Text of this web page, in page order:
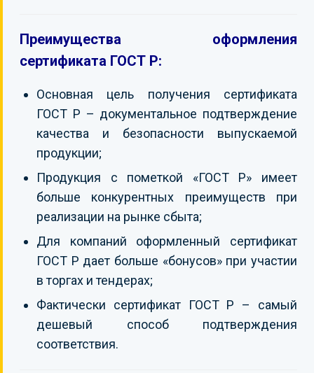
Преимущества оформления
сертификата ГОСТ Р:
Основная цель получения сертификата
ГОСТ Р – документальное подтверждение
качества и безопасности выпускаемой
продукции;
Продукция с пометкой «ГОСТ Р» имеет
больше конкурентных преимуществ при
реализации на рынке сбыта;
Для компаний оформленный сертификат
ГОСТ Р дает больше «бонусов» при участии
в торгах и тендерах;
Фактически сертификат ГОСТ Р – самый
дешевый способ подтверждения
соответствия.